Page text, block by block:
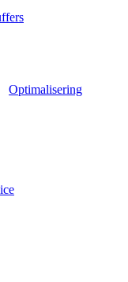
Optimalisering